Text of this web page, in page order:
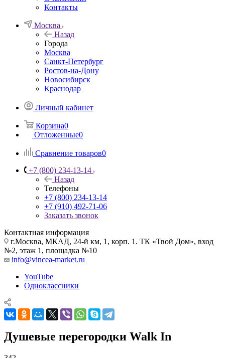
Контакты
Москва
Назад
Города
Москва
Санкт-Петербург
Ростов-на-Дону
Новосибирск
Краснодар
Личный кабинет
Корзина0
Отложенные0
Сравнение товаров0
+7 (800) 234-13-14
Назад
Телефоны
+7 (800) 234-13-14
+7 (910) 492-71-06
Заказать звонок
Контактная информация
г.Москва, МКАД, 24-й км, 1, корп. 1. ТК «Твой Дом», вход
№2, этаж 1, площадка №10
info@vincea-market.ru
YouTube
Одноклассники
Душевые перегородки Walk In